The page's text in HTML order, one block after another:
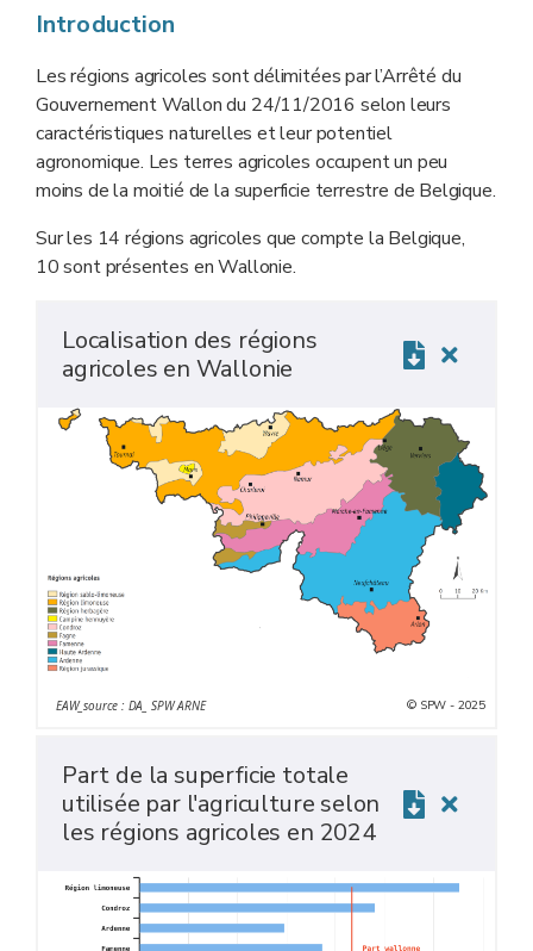
Introduction
Les régions agricoles sont délimitées par l’Arrêté du
Gouvernement Wallon du 24/11/2016 selon leurs
caractéristiques naturelles et leur potentiel
agronomique. Les terres agricoles occupent un peu
moins de la moitié de la superficie terrestre de Belgique.
Sur les 14 régions agricoles que compte la Belgique,
10 sont présentes en Wallonie.
Localisation des régions
agricoles en Wallonie
EAW_source : DA_ SPW ARNE © SPW - 2025
Part de la superficie totale
utilisée par l'agriculture selon
les régions agricoles en 2024